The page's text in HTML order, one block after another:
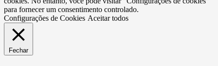
para fornecer um consentimento controlado.
Configurações de Cookies Aceitar todos
Fechar